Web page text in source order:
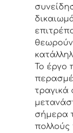
Το έργο
τραγικά
σήμερα